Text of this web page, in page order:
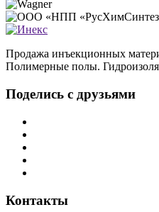
Продажа инъекционных
Полимерные полы.
Поделись с друзьями
Контакты